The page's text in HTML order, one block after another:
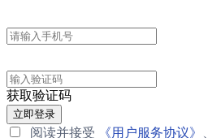
获取验证码
立即登录
阅读并接受 《用户服务协议》